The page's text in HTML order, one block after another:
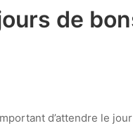
de
d’attendre le